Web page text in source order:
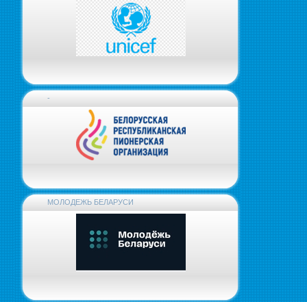
-
МОЛОДЕЖЬ БЕЛАРУСИ